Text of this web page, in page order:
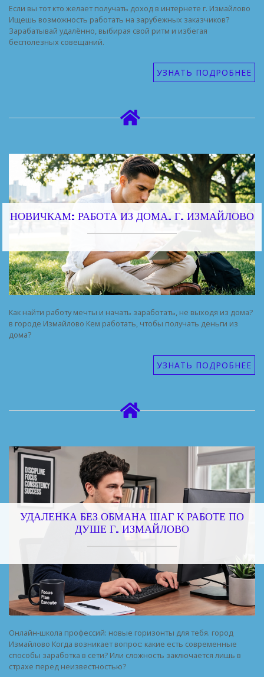
Если вы тот кто желает получать доход в интернете г. Измайлово
Ищешь возможность работать на зарубежных заказчиков?
Зарабатывай удалённо, выбирая свой ритм и избегая
бесполезных совещаний.
УЗНАТЬ ПОДРОБНЕЕ
НОВИЧКАМ: РАБОТА ИЗ ДОМА. Г. ИЗМАЙЛОВО
Как найти работу мечты и начать заработать, не выходя из дома?
в городе Измайлово Кем работать, чтобы получать деньги из
дома?
УЗНАТЬ ПОДРОБНЕЕ
УДАЛЕНКА БЕЗ ОБМАНА ШАГ К РАБОТЕ ПО
ДУШЕ Г. ИЗМАЙЛОВО
Онлайн-школа профессий: новые горизонты для тебя. город
Измайлово Когда возникает вопрос: какие есть современные
способы заработка в сети? Или сложность заключается лишь в
страхе перед неизвестностью?